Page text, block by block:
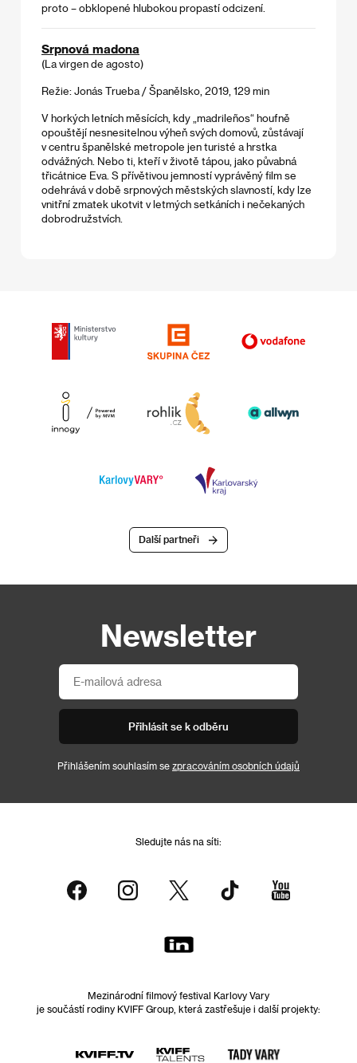
proto – obklopené hlubokou propastí odcizení.
Srpnová madona
(La virgen de agosto)
Režie: Jonás Trueba / Španělsko, 2019, 129 min
V horkých letních měsících, kdy „madrileños“ houfně
opouštějí nesnesitelnou výheň svých domovů, zůstávají
v centru španělské metropole jen turisté a hrstka
odvážných. Nebo ti, kteří v životě tápou, jako půvabná
třicátnice Eva. S přívětivou jemností vyprávěný film se
odehrává v době srpnových městských slavností, kdy lze
vnitřní zmatek ukotvit v letmých setkáních i nečekaných
dobrodružstvích.
Další partneři
Newsletter
Přihlásit se k odběru
Přihlášením souhlasím se zpracováním osobních údajů
Sledujte nás na síti:
Mezinárodní filmový festival Karlovy Vary
je součástí rodiny KVIFF Group, která zastřešuje i další projekty: